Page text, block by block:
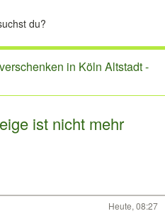
in Köln Altstadt -
ist nicht mehr
Heute, 08:27